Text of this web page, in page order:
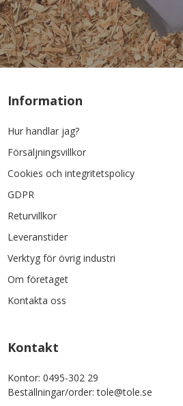
Information
Hur handlar jag?
Försäljningsvillkor
Cookies och integritetspolicy
GDPR
Returvillkor
Leveranstider
Verktyg för övrig industri
Om företaget
Kontakta oss
Kontakt
Kontor: 0495-302 29
Beställningar/order: tole@tole.se